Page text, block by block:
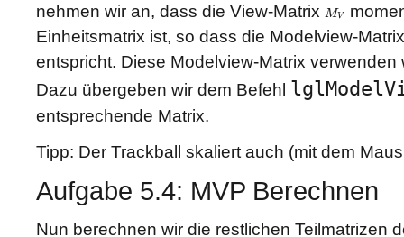
nehmen wir an, dass die View-Matrix MV
MV
Einheitsmatrix ist, so dass die Modelview-
entspricht. Diese Modelview-Matrix verwenden
Dazu übergeben wir dem Befehl
entsprechende Matrix.
Tipp: Der Trackball skaliert auch (mit dem
Aufgabe 5.4: MVP Berechnen
Nun berechnen wir die restlichen Teilmatrizen